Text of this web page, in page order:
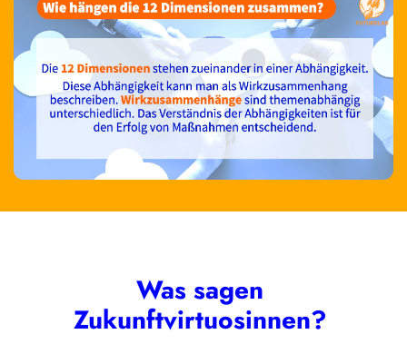
Was sagen
Zukunftvirtuosinnen?